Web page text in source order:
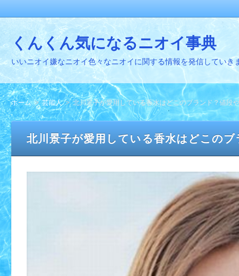
くんくん気になるニオイ事典
いいニオイ嫌なニオイ色々なニオイに関する情報を発信していき
ホーム 芸能人 北川景子が愛用している香水はどこのブランド？値段
北川景子が愛用している香水はどこの